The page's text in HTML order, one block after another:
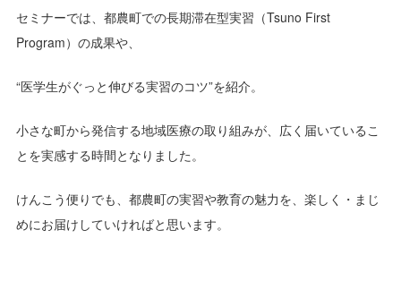
セミナーでは、都農町での長期滞在型実習（Tsuno First
Program）の成果や、
“医学生がぐっと伸びる実習のコツ”を紹介。
小さな町から発信する地域医療の取り組みが、広く届いているこ
とを実感する時間となりました。
けんこう便りでも、都農町の実習や教育の魅力を、楽しく・まじ
めにお届けしていければと思います。